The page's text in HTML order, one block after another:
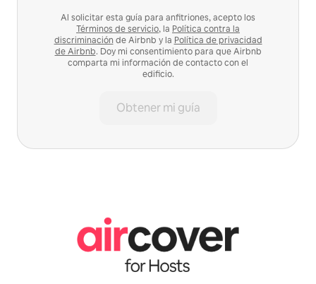
Al solicitar esta guía para anfitriones, acepto los
Términos de servicio, la Política contra la
discriminación de Airbnb y la Política de privacidad
de Airbnb. Doy mi consentimiento para que Airbnb
comparta mi información de contacto con el
edificio.
Obtener mi guía